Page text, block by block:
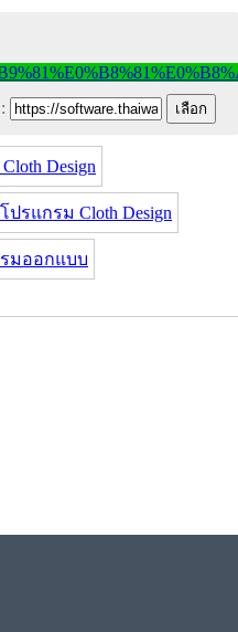
Design
รแกรม Cloth Design
มออกแบบ